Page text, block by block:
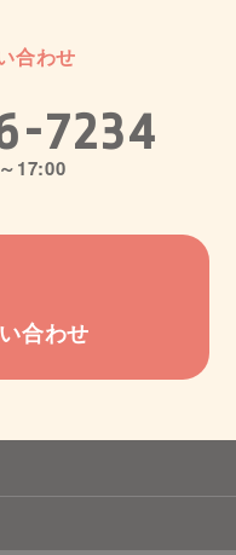
合わせ
7234
17:00
合わせ